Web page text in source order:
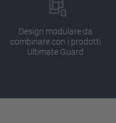
Design modulare da
combinare con i prodotti
Ultimate Guard